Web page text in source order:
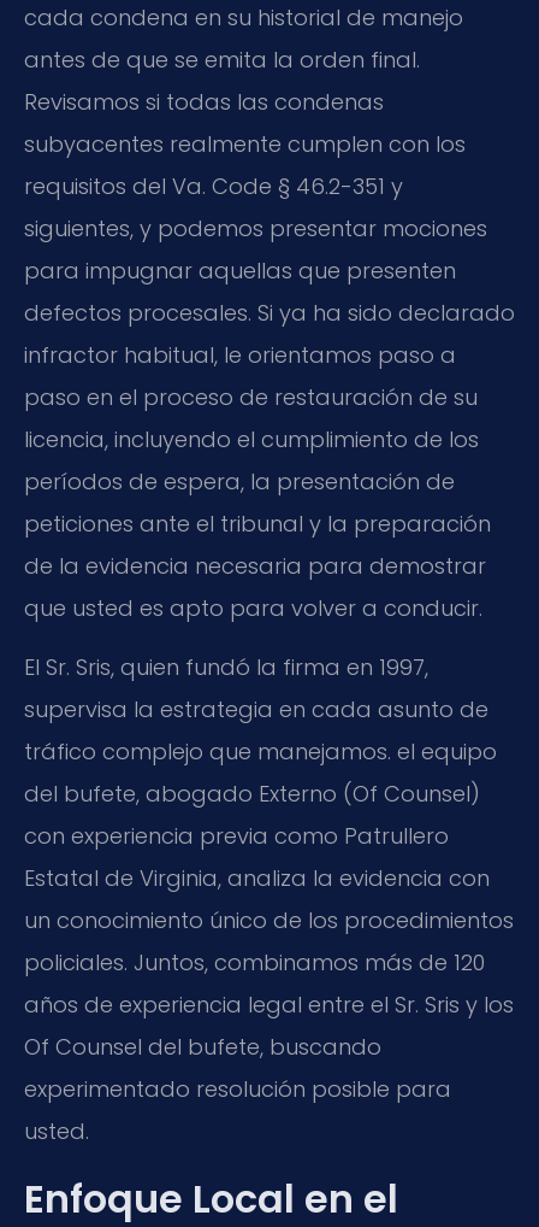
cada condena en su historial de manejo
antes de que se emita la orden final.
Revisamos si todas las condenas
subyacentes realmente cumplen con los
requisitos del Va. Code § 46.2-351 y
siguientes, y podemos presentar mociones
para impugnar aquellas que presenten
defectos procesales. Si ya ha sido declarado
infractor habitual, le orientamos paso a
paso en el proceso de restauración de su
licencia, incluyendo el cumplimiento de los
períodos de espera, la presentación de
peticiones ante el tribunal y la preparación
de la evidencia necesaria para demostrar
que usted es apto para volver a conducir.
El Sr. Sris, quien fundó la firma en 1997,
supervisa la estrategia en cada asunto de
tráfico complejo que manejamos. el equipo
del bufete, abogado Externo (Of Counsel)
con experiencia previa como Patrullero
Estatal de Virginia, analiza la evidencia con
un conocimiento único de los procedimientos
policiales. Juntos, combinamos más de 120
años de experiencia legal entre el Sr. Sris y los
Of Counsel del bufete, buscando
experimentado resolución posible para
usted.
Enfoque Local en el